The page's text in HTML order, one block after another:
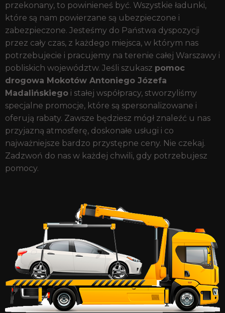
przekonany, to powinieneś być. Wszystkie ładunki,
które są nam powierzane są ubezpieczone i
zabezpieczone. Jesteśmy do Państwa dyspozycji
przez cały czas, z każdego miejsca, w którym nas
potrzebujecie i pracujemy na terenie całej Warszawy i
pobliskich województw. Jeśli szukasz pomoc
drogowa Mokotów Antoniego Józefa
Madalińskiego i stałej współpracy, stworzyliśmy
specjalne promocje, które są spersonalizowane i
oferują rabaty. Zawsze będziesz mógł znaleźć u nas
przyjazną atmosferę, doskonałe usługi i co
najważniejsze bardzo przystępne ceny. Nie czekaj.
Zadzwoń do nas w każdej chwili, gdy potrzebujesz
pomocy.